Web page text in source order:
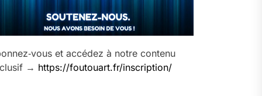
et accédez à notre contenu
→ https://foutouart.fr/inscription/